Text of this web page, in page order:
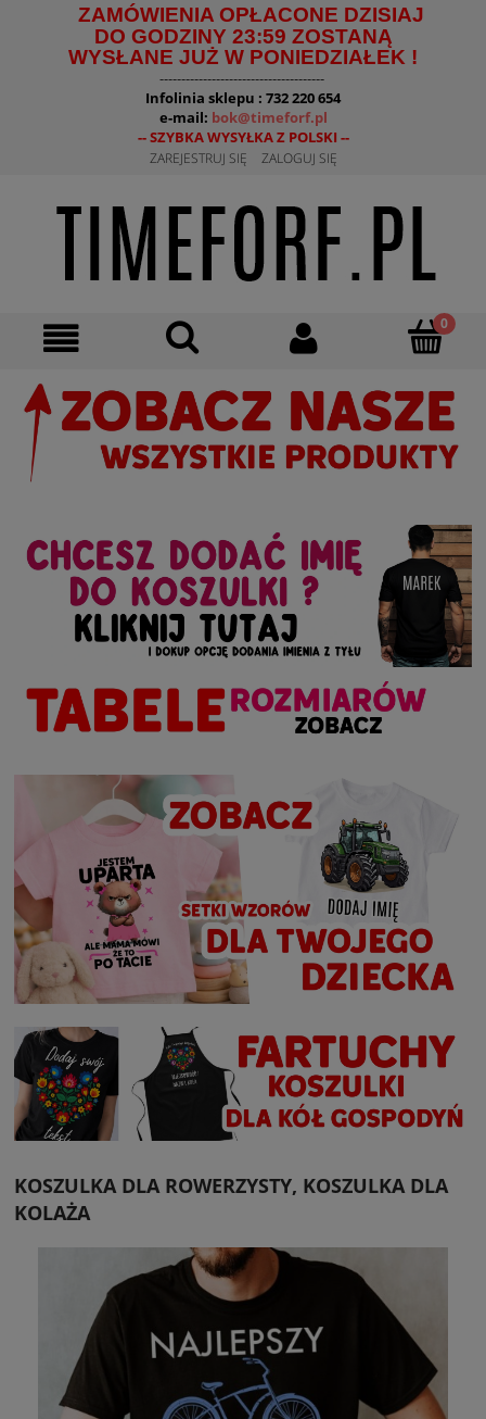
ZAMÓWIENIA OPŁACONE DZISIAJ
DO GODZINY 23:59 ZOSTANĄ
WYSŁANE JUŻ W PONIEDZIAŁEK !
--------------------------------------
Infolinia sklepu : 732 220 654
e-mail: bok@timeforf.pl
-- SZYBKA WYSYŁKA Z POLSKI --
ZAREJESTRUJ SIĘ ZALOGUJ SIĘ
KOSZULKA DLA ROWERZYSTY, KOSZULKA DLA
KOLAŻA